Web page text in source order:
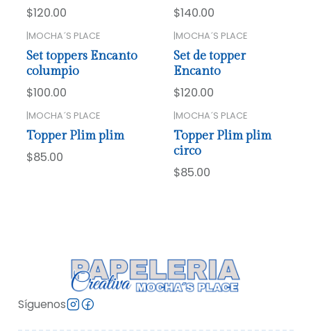
$120.00 $140.00
MOCHA´S PLACE
Set toppers Encanto
columpio
$100.00
MOCHA´S PLACE
Set de topper
Encanto
$120.00
|MOCHA´S PLACE
Topper Plim plim
$85.00
|MOCHA´S PLACE
Topper Plim plim
circo
$85.00
Síguenos